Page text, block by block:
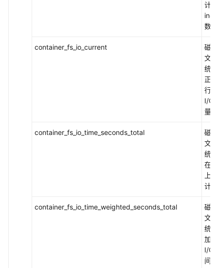
控
指
计
数量
container_fs_io_current
磁
文
统
正
行的
I/O
量
container_fs_io_time_seconds_total
磁
文
统
在
上
计
container_fs_io_time_weighted_seconds_total
磁
文
统
加权
I/O
间